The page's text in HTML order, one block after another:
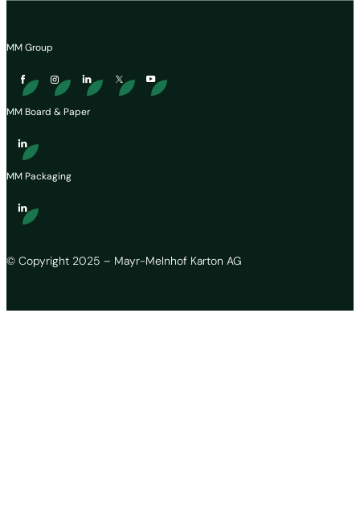
© Copyright 2025 – Mayr-Melnhof Karton AG
MM Group
MM Board & Paper
MM Packaging